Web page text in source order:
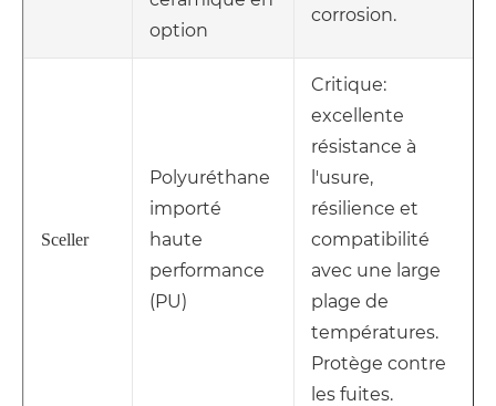
option
corrosion.
Sceller
Polyuréthane
importé
haute
performance
(PU)
Critique:
excellente
résistance à
l'usure,
résilience et
compatibilité
avec une large
plage de
températures.
Protège contre
les fuites.